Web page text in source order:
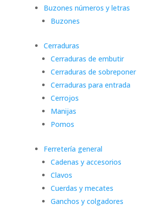
Buzones números y letras
Buzones
Cerraduras
Cerraduras de embutir
Cerraduras de sobreponer
Cerraduras para entrada
Cerrojos
Manijas
Pomos
Ferretería general
Cadenas y accesorios
Clavos
Cuerdas y mecates
Ganchos y colgadores